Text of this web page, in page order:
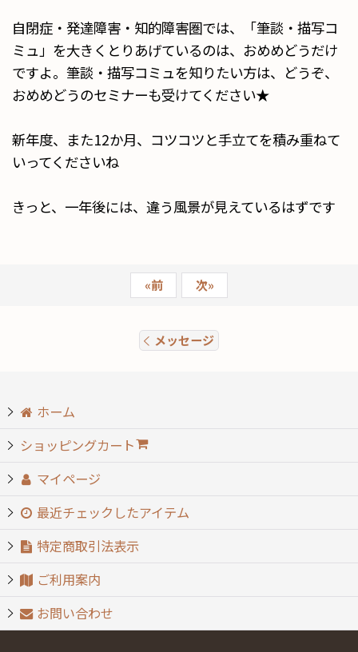
自閉症・発達障害・知的障害圏では、「筆談・描写コ
ミュ」を大きくとりあげているのは、おめめどうだけ
ですよ。筆談・描写コミュを知りたい方は、どうぞ、
おめめどうのセミナーも受けてください★
新年度、また12か月、コツコツと手立てを積み重ねて
いってくださいね
きっと、一年後には、違う風景が見えているはずです
«前 次»
メッセージ
ホーム
ショッピングカート
マイページ
最近チェックしたアイテム
特定商取引法表示
ご利用案内
お問い合わせ